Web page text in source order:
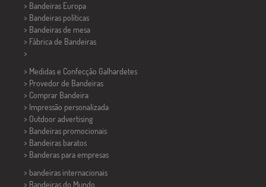
> Bandeiras Europa
> Bandeiras políticas
> Bandeiras de mesa
> Fábrica de Bandeiras
>
> Medidas e Confecção Galhardetes
> Provedor de Bandeiras
> Comprar Bandeira
> Impressão personalizada
> Outdoor advertising
> Bandeiras promocionais
> Bandeiras baratos
> Banderas para empresas
> bandeiras internacionais
> Bandeiras do Mundo